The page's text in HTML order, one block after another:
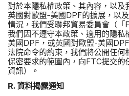
對於​本隱​私權​政策、​其​內容，​以及​
英國​對​歐盟-美國DPF的​擴展，​以
情況，​我們​受​聯邦​貿易​委員會​（​「
我們​因​不遵守本​政策、​適用​的​隱私​
美國DPF ，​或​英國​對​歐盟-美國DPF
法院​命令​的​約束，​我們​將​公開​任何​
保密​要求​的​範圍​內，​向FTC提交​的​
資訊）。
R. 資料​揭露​通知